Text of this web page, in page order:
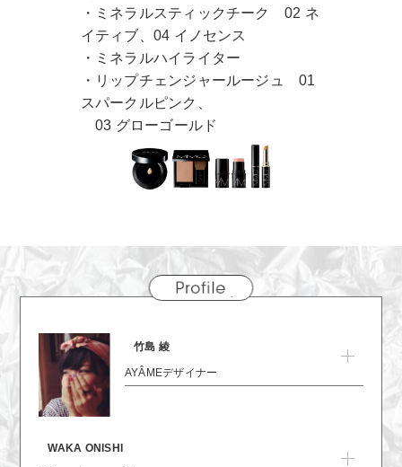
・ミネラルスティックチーク 02 ネ
イティブ、04 イノセンス
・ミネラルハイライター
・リップチェンジャールージュ 01
スパークルピンク、
03 グローゴールド
竹島 綾
AYÂMEデザイナー
WAKA ONISHI